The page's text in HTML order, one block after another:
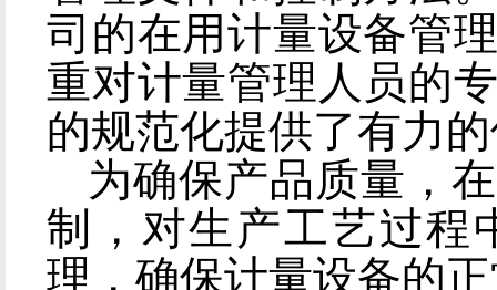
司的在用计量设备管
重对计量管理人员的
的规范化提供了有力
为确保产品质量，
制，对生产工艺过程
理，确保计量设备的